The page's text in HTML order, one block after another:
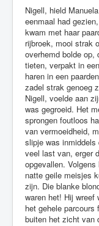
a
a
r
d
e
r
i
n
g
:
4
/
5
Nigell, hield
eenmaal had
kwam met haar
rijbroek, mooi strak
overhemd bolde op,
tieten, verpakt in
haren in een
zadel strak genoeg
Nigell, voelde aan
was gegroeid. Het
sprongen foutloos
van vermoeidheid,
slipje was
veel last van, erger
opgevallen.
natte geile meisjes
zijn. Die blanke
waren het! Hij wreef
het gehele parcours
buiten het zicht van